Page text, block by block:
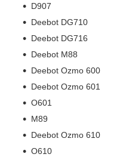
D907
Deebot DG710
Deebot DG716
Deebot M88
Deebot Ozmo 600
Deebot Ozmo 601
O601
M89
Deebot Ozmo 610
O610